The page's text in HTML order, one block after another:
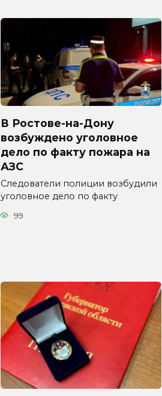
В Ростове-на-Дону
возбуждено уголовное
дело по факту пожара на
АЗС
Следователи полиции возбудили
уголовное дело по факту
99